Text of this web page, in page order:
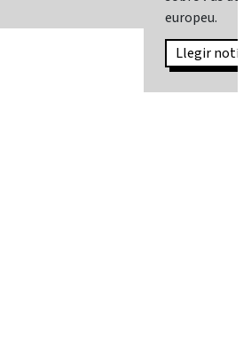
europeu.
Llegir